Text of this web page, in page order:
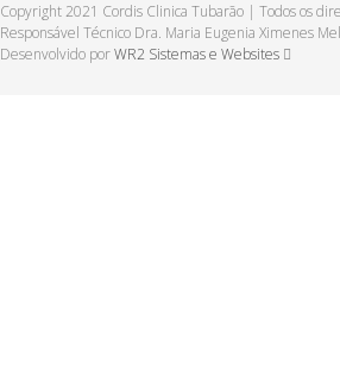
Copyright 2021 Cordis Clinica Tubarão | Todos os
Responsável Técnico Dra. Maria Eugenia Ximenes
Desenvolvido porWR2 Sistemas e Websites